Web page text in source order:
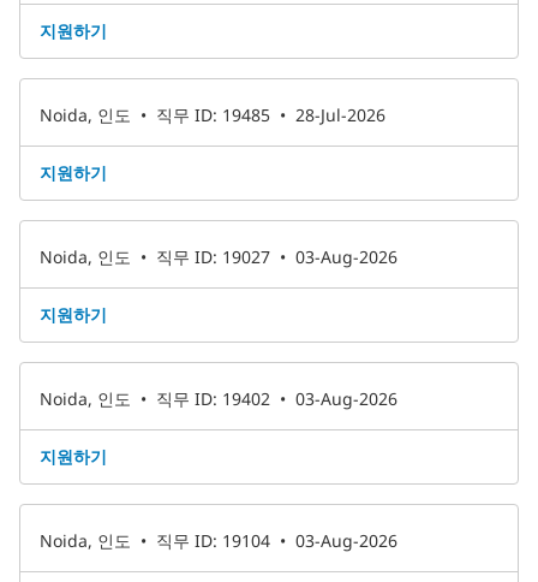
지원하기
Noida, 인도 • 직무 ID: 19485 • 28-Jul-2026
지원하기
Noida, 인도 • 직무 ID: 19027 • 03-Aug-2026
지원하기
Noida, 인도 • 직무 ID: 19402 • 03-Aug-2026
지원하기
Noida, 인도 • 직무 ID: 19104 • 03-Aug-2026